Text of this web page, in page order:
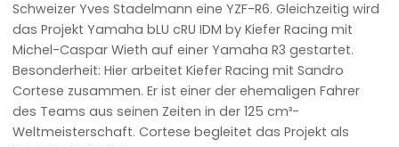
Schweizer Yves Stadelmann eine YZF-R6. Gleichzeitig wird
das Projekt Yamaha bLU cRU IDM by Kiefer Racing mit
Michel-Caspar Wieth auf einer Yamaha R3 gestartet.
Besonderheit: Hier arbeitet Kiefer Racing mit Sandro
Cortese zusammen. Er ist einer der ehemaligen Fahrer
des Teams aus seinen Zeiten in der 125 cm³-
Weltmeisterschaft. Cortese begleitet das Projekt als